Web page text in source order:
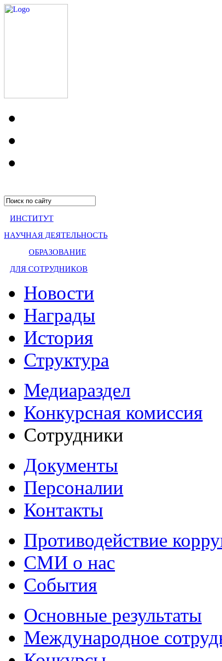
ИНСТИТУТ
НАУЧНАЯ ДЕЯТЕЛЬНОСТЬ
ОБРАЗОВАНИЕ
ДЛЯ СОТРУДНИКОВ
Новости
Награды
История
Структура
Медиараздел
Конкурсная комиссия
Сотрудники
Документы
Персоналии
Контакты
Противодействие
СМИ о нас
События
Основные результаты
Международное